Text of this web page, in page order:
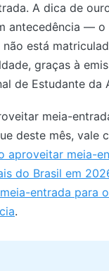
A dica de
antecedência — o
não está
graças à
de Estudante da
meia-
deste mês, vale
aproveitar meia-
do Brasil em
entrada para
.